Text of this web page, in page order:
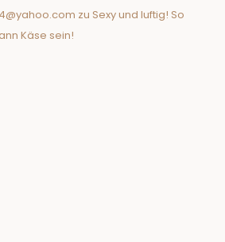
zu Sexy und luftig! So
Käse sein!